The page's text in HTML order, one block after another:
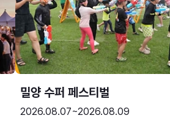
밀양 수퍼 페스티벌
2026.08.07~2026.08.09